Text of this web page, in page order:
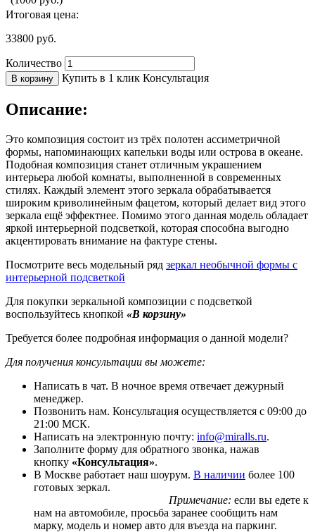
Итоговая цена:
33800 руб.
Количество
В корзину Купить в 1 клик Консультация
Описание:
Это композиция состоит из трёх полотен ассиметричной
формы, напоминающих капельки воды или острова в океане.
Подобная композиция станет отличным украшением
интерьера любой комнаты, выполненной в современных
стилях. Каждый элемент этого зеркала обрабатывается
широким криволинейным фацетом, который делает вид этого
зеркала ещё эффектнее. Помимо этого данная модель обладает
яркой интерьерной подсветкой, которая способна выгодно
акцентировать внимание на фактуре стены.
Посмотрите весь модельный ряд зеркал необычной формы с
интерьерной подсветкой
Для покупки зеркальной композиции с подсветкой
воспользуйтесь кнопкой «В корзину»
Требуется более подробная информация о данной модели?
Для получения консультации вы можете:
Написать в чат. В ночное время отвечает дежурный
менеджер.
Позвонить нам. Консультация осуществляется с 09:00 до
21:00 МСК.
Написать на электронную почту: info@miralls.ru.
Заполните форму для обратного звонка, нажав
кнопку «Консультация».
В Москве работает наш шоурум. В наличии более 100
готовых зеркал.
Примечание: если вы едете к
нам на автомобиле, просьба заранее сообщить нам
марку, модель и номер авто для въезда на паркинг.